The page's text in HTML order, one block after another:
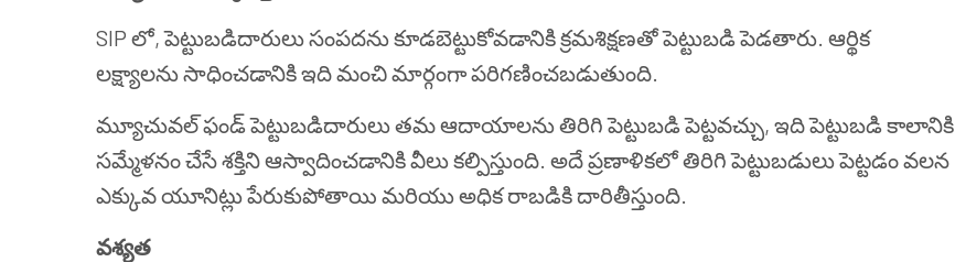
SIP లో, పెట్టుబడిదారులు సంపదను కూడబెట్టుకోవడానికి క్రమశిక్షణతో పెట్టుబడి పెడతారు. ఆర్థిక
లక్ష్యాలను సాధించడానికి ఇది మంచి మార్గంగా పరిగణించబడుతుంది.
మ్యూచువల్ ఫండ్ పెట్టుబడిదారులు తమ ఆదాయాలను తిరిగి పెట్టుబడి పెట్టవచ్చు, ఇది పెట్టుబడి కాలానికి
సమ్మేళనం చేసే శక్తిని ఆస్వాదించడానికి వీలు కల్పిస్తుంది. అదే ప్రణాళికలో తిరిగి పెట్టుబడులు పెట్టడం వలన
ఎక్కువ యూనిట్లు పేరుకుపోతాయి మరియు అధిక రాబడికి దారితీస్తుంది.
వశ్యత